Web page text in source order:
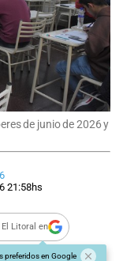
de junio de 2026 y
21:58hs
El Litoral en
preferidos en Google